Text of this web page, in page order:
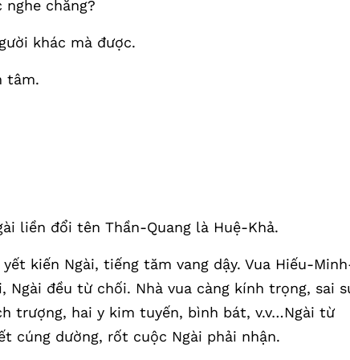
chăng?
khác mà được.
tâm.
liền đổi tên Thần-Quang là Huệ-Khả.
kiến Ngài, tiếng tăm vang dậy. Vua Hiếu-
Ngài đều từ chối. Nhà vua càng kính trọng, sai
trượng, hai y kim tuyến, bình bát, v.v…Ngài từ
cúng dường, rốt cuộc Ngài phải nhận.